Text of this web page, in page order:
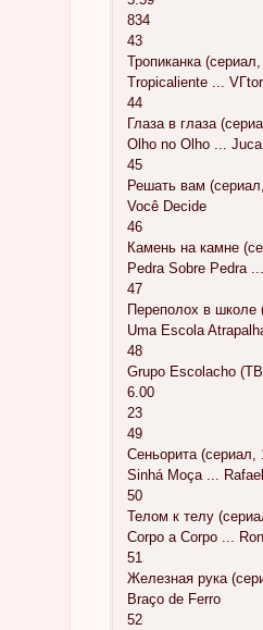
834
43
Тропиканка
Tropicaliente ... VГ­tor
44
Глаза в глаза
Olho no Olho ... Juca
45
Решать вам
Você Decide
46
Камень на камне
Pedra Sobre Pedra
47
Переполох в школе
Uma Escola
48
Grupo Escolacho
6.00
23
49
Сеньорита (сериал,
Sinhá Moça ...
50
Телом к телу
Corpo a Corpo ...
51
Железная рука
Braço de Ferro
52